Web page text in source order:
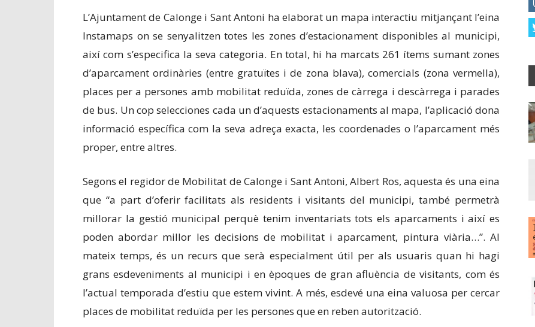
L’Ajuntament de Calonge i Sant Antoni ha elaborat un mapa interactiu mitjançant l’eina
Instamaps on se senyalitzen totes les zones d’estacionament disponibles al municipi,
així com s’especifica la seva categoria. En total, hi ha marcats 261 ítems sumant zones
d’aparcament ordinàries (entre gratuïtes i de zona blava), comercials (zona vermella),
places per a persones amb mobilitat reduïda, zones de càrrega i descàrrega i parades
de bus. Un cop selecciones cada un d’aquests estacionaments al mapa, l’aplicació dona
informació específica com la seva adreça exacta, les coordenades o l’aparcament més
proper, entre altres.
Segons el regidor de Mobilitat de Calonge i Sant Antoni, Albert Ros, aquesta és una eina
que “a part d’oferir facilitats als residents i visitants del municipi, també permetrà
millorar la gestió municipal perquè tenim inventariats tots els aparcaments i així es
poden abordar millor les decisions de mobilitat i aparcament, pintura viària…”. Al
mateix temps, és un recurs que serà especialment útil per als usuaris quan hi hagi
grans esdeveniments al municipi i en èpoques de gran afluència de visitants, com és
l’actual temporada d’estiu que estem vivint. A més, esdevé una eina valuosa per cercar
places de mobilitat reduïda per les persones que en reben autorització.